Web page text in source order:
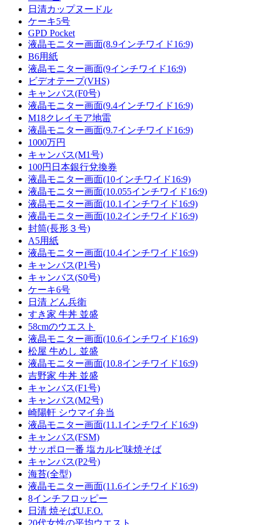
日清カップヌードル
ケーキ5号
GPD Pocket
液晶モニター画面(8.9インチワイド16:9)
B6用紙
液晶モニター画面(9インチワイド16:9)
ビデオテープ(VHS)
キャンバス(F0号)
液晶モニター画面(9.4インチワイド16:9)
M18クレイモア地雷
液晶モニター画面(9.7インチワイド16:9)
1000万円
キャンバス(M1号)
100円日本銀行兌換券
液晶モニター画面(10インチワイド16:9)
液晶モニター画面(10.055インチワイド16:9)
液晶モニター画面(10.1インチワイド16:9)
液晶モニター画面(10.2インチワイド16:9)
封筒(長形３号)
A5用紙
液晶モニター画面(10.4インチワイド16:9)
キャンバス(P1号)
キャンバス(S0号)
ケーキ6号
日清 どん兵衛
すき家 牛丼 並盛
58cmのウエスト
液晶モニター画面(10.6インチワイド16:9)
松屋 牛めし 並盛
液晶モニター画面(10.8インチワイド16:9)
吉野家 牛丼 並盛
キャンバス(F1号)
キャンバス(M2号)
崎陽軒 シウマイ弁当
液晶モニター画面(11.1インチワイド16:9)
キャンバス(FSM)
サッポロ一番 塩カルビ味焼そば
キャンバス(P2号)
海苔(全型)
液晶モニター画面(11.6インチワイド16:9)
8インチフロッピー
日清 焼そばU.F.O.
20代女性の平均ウエスト